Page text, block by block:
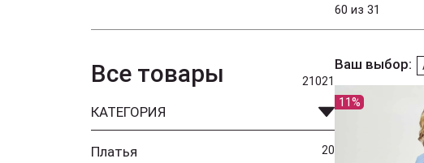
60 из 31
Все товары 21021
КАТЕГОРИЯ
Платья 20
Ваш выбор:
11%